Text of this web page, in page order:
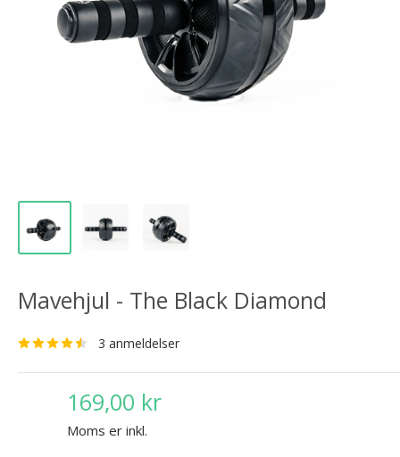
Mavehjul - The Black Diamond
3 anmeldelser
169,00 kr
Moms er inkl.